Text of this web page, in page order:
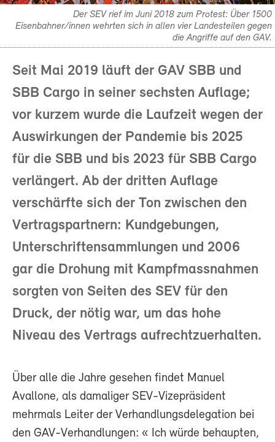
Der SEV rief im Juni 2018 zum Protest: Über 1500
Eisenbahner/innen wehrten sich in allen vier Landesteilen gegen
die Angriffe auf den GAV.
Seit Mai 2019 läuft der GAV SBB und
SBB Cargo in seiner sechsten Auflage;
vor kurzem wurde die Laufzeit wegen der
Auswirkungen der Pandemie bis 2025
für die SBB und bis 2023 für SBB Cargo
verlängert. Ab der dritten Auflage
verschärfte sich der Ton zwischen den
Vertragspartnern: Kundgebungen,
Unterschriftensammlungen und 2006
gar die Drohung mit Kampfmassnahmen
sorgten von Seiten des SEV für den
Druck, der nötig war, um das hohe
Niveau des Vertrags aufrechtzuerhalten.
Über alle die Jahre gesehen findet Manuel
Avallone, als damaliger SEV-Vizepräsident
mehrmals Leiter der Verhandlungsdelegation bei
den GAV-Verhandlungen: « Ich würde behaupten,